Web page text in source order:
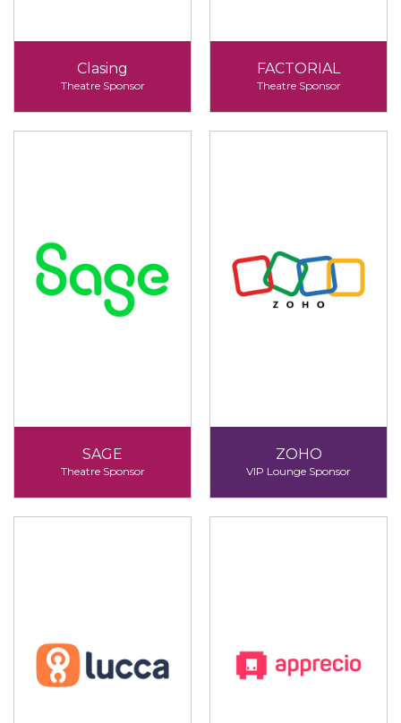
Clasing
Theatre Sponsor
FACTORIAL
Theatre Sponsor
SAGE
Theatre Sponsor
ZOHO
VIP Lounge Sponsor